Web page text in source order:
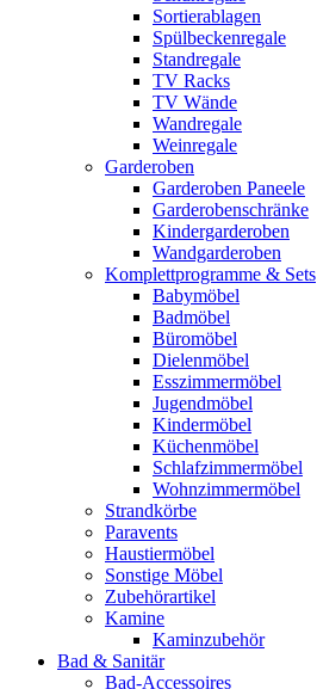
Sortierablagen
Spülbeckenregale
Standregale
TV Racks
TV Wände
Wandregale
Weinregale
Garderoben
Garderoben Paneele
Garderobenschränke
Kindergarderoben
Wandgarderoben
Komplettprogramme & Sets
Babymöbel
Badmöbel
Büromöbel
Dielenmöbel
Esszimmermöbel
Jugendmöbel
Kindermöbel
Küchenmöbel
Schlafzimmermöbel
Wohnzimmermöbel
Strandkörbe
Paravents
Haustiermöbel
Sonstige Möbel
Zubehörartikel
Kamine
Kaminzubehör
Bad & Sanitär
Bad-Accessoires